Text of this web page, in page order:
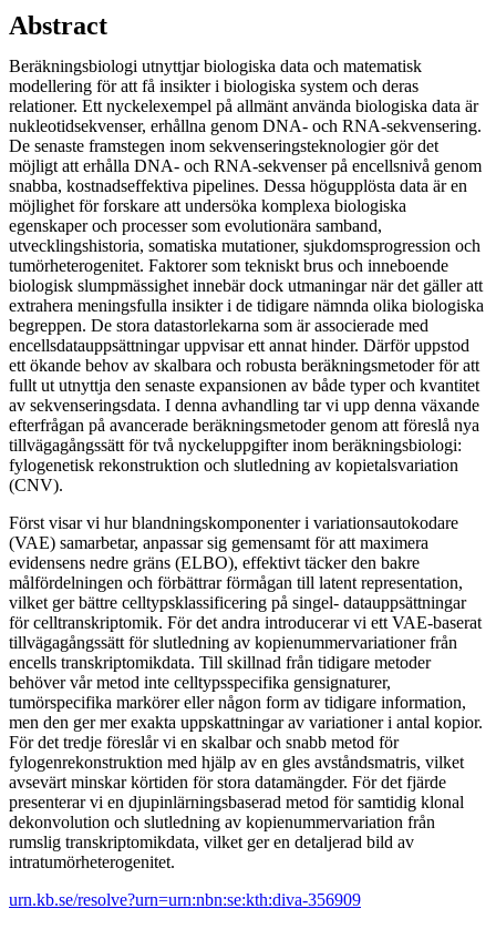
Abstract
Beräkningsbiologi utnyttjar biologiska data och matematisk
modellering för att få insikter i biologiska system och deras
relationer. Ett nyckelexempel på allmänt använda biologiska data är
nukleotidsekvenser, erhållna genom DNA- och RNA-sekvensering.
De senaste framstegen inom sekvenseringsteknologier gör det
möjligt att erhålla DNA- och RNA-sekvenser på encellsnivå genom
snabba, kostnadseffektiva pipelines. Dessa högupplösta data är en
möjlighet för forskare att undersöka komplexa biologiska
egenskaper och processer som evolutionära samband,
utvecklingshistoria, somatiska mutationer, sjukdomsprogression och
tumörheterogenitet. Faktorer som tekniskt brus och inneboende
biologisk slumpmässighet innebär dock utmaningar när det gäller att
extrahera meningsfulla insikter i de tidigare nämnda olika biologiska
begreppen. De stora datastorlekarna som är associerade med
encellsdatauppsättningar uppvisar ett annat hinder. Därför uppstod
ett ökande behov av skalbara och robusta beräkningsmetoder för att
fullt ut utnyttja den senaste expansionen av både typer och kvantitet
av sekvenseringsdata. I denna avhandling tar vi upp denna växande
efterfrågan på avancerade beräkningsmetoder genom att föreslå nya
tillvägagångssätt för två nyckeluppgifter inom beräkningsbiologi:
fylogenetisk rekonstruktion och slutledning av kopietalsvariation
(CNV).
Först visar vi hur blandningskomponenter i variationsautokodare
(VAE) samarbetar, anpassar sig gemensamt för att maximera
evidensens nedre gräns (ELBO), effektivt täcker den bakre
målfördelningen och förbättrar förmågan till latent representation,
vilket ger bättre celltypsklassificering på singel- datauppsättningar
för celltranskriptomik. För det andra introducerar vi ett VAE-baserat
tillvägagångssätt för slutledning av kopienummervariationer från
encells transkriptomikdata. Till skillnad från tidigare metoder
behöver vår metod inte celltypsspecifika gensignaturer,
tumörspecifika markörer eller någon form av tidigare information,
men den ger mer exakta uppskattningar av variationer i antal kopior.
För det tredje föreslår vi en skalbar och snabb metod för
fylogenrekonstruktion med hjälp av en gles avståndsmatris, vilket
avsevärt minskar körtiden för stora datamängder. För det fjärde
presenterar vi en djupinlärningsbaserad metod för samtidig klonal
dekonvolution och slutledning av kopienummervariation från
rumslig transkriptomikdata, vilket ger en detaljerad bild av
intratumörheterogenitet.
urn.kb.se/resolve?urn=urn:nbn:se:kth:diva-356909